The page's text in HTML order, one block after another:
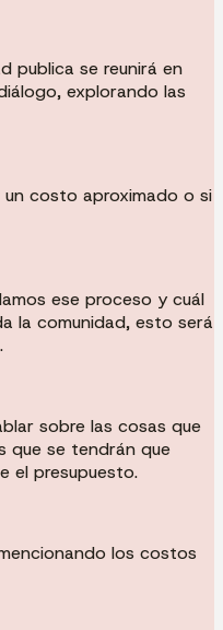
publica se reunirá en
explorando las
costo aproximado o si
ese proceso y cuál
la comunidad, esto será
sobre las cosas que
que se tendrán que
el presupuesto.
los costos